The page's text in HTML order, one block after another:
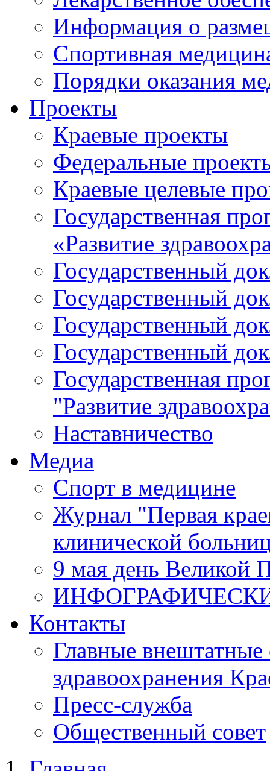
Информация о
Спортивная
Порядки оказания
Проекты
Краевые проекты
Федеральные
Краевые целевые
Государственная
«Развитие
Государственный
Государственный
Государственный
Государственный
Государственная
"Развитие
Наставничество
Медиа
Спорт в медицине
Журнал "Первая
клинической
9 мая день Великой
Контакты
Главные внештатные
здравоохранения
Пресс-служба
Общественный совет